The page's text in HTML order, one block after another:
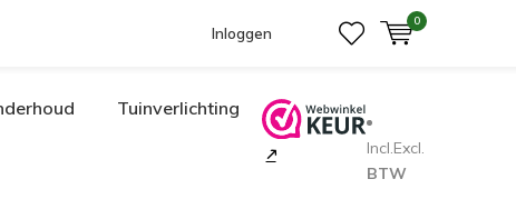
Inloggen
0
Tuinverlichting
Incl.Excl.
BTW